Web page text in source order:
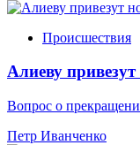
Происшествия
Алиеву
Вопрос о
Петр Иванченко